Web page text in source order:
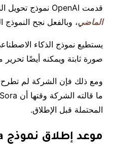
قدمت OpenAI نموذج تحويل النص إلى فيديو المعتمد على الذكاء الاصطناعي Sora
الماضي، وبالفعل نجح
يستطيع نموذج الذكاء
صورة ثابتة ويمكنه أيضًا
المحتملة قبل الإطلاق.
موعد إطلاق نموذج Sora للمستخدمين